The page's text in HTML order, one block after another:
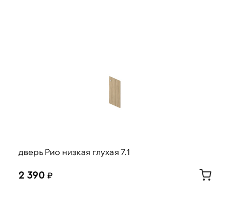
дверь Рио низкая глухая 7.1
2 390